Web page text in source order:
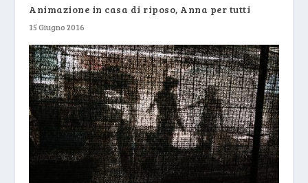
Animazione in casa di riposo, Anna per tutti
15 Giugno 2016